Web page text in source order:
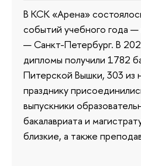
В КСК «Арена»
событий учебного года
— Санкт-Петербург. В
дипломы получили 1782
Питерской Вышки, 303 из
празднику
выпускники
бакалавриата и
близкие, а также